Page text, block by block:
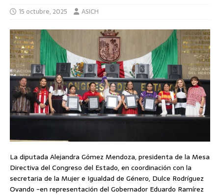
15 octubre, 2025 ASICH
La diputada Alejandra Gómez Mendoza, presidenta de la Mesa
Directiva del Congreso del Estado, en coordinación con la
secretaria de la Mujer e Igualdad de Género, Dulce Rodríguez
Ovando -en representación del Gobernador Eduardo Ramírez